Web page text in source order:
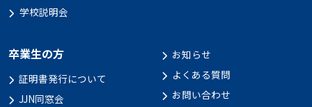
学校説明会
卒業生の方
証明書発行について
JJN同窓会
お知らせ
よくある質問
お問い合わせ